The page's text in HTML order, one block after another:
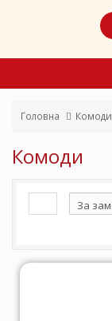
Головна Комоди
Комоди